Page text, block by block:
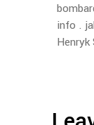
info .
Henryk